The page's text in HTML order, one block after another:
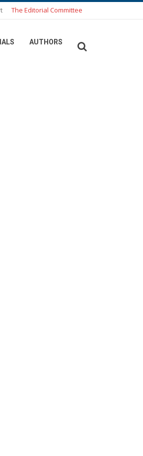
The Editorial Committee
AUTHORS